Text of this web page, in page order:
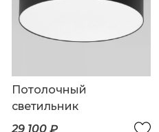
Потолочный
светильник
29 100 ₽